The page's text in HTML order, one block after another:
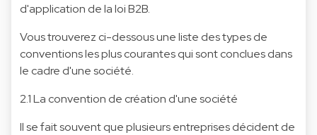
d'application de la loi B2B.
Vous trouverez ci-dessous une liste des types de
conventions les plus courantes qui sont conclues dans
le cadre d'une société.
2.1 La convention de création d'une société
Il se fait souvent que plusieurs entreprises décident de